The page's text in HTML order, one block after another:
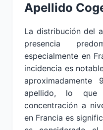
Apellido
La distribución del
presencia
especialmente en
incidencia es
apellido, lo que
concentración a
en Francia es